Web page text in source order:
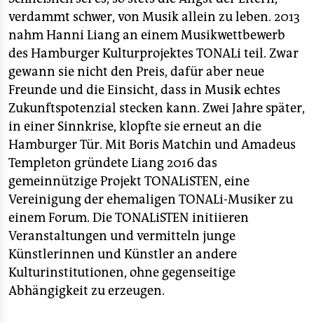
verdammt schwer, von Musik allein zu leben. 2013
nahm Hanni Liang an einem Musikwettbewerb
des Hamburger Kulturprojektes TONALi teil. Zwar
gewann sie nicht den Preis, dafür aber neue
Freunde und die Einsicht, dass in Musik echtes
Zukunftspotenzial stecken kann. Zwei Jahre später,
in einer Sinnkrise, klopfte sie erneut an die
Hamburger Tür. Mit Boris Matchin und Amadeus
Templeton gründete Liang 2016 das
gemeinnützige Projekt TONALiSTEN, eine
Vereinigung der ehemaligen TONALi-Musiker zu
einem Forum. Die TONALiSTEN initiieren
Veranstaltungen und vermitteln junge
Künstlerinnen und Künstler an andere
Kulturinstitutionen, ohne gegenseitige
Abhängigkeit zu erzeugen.